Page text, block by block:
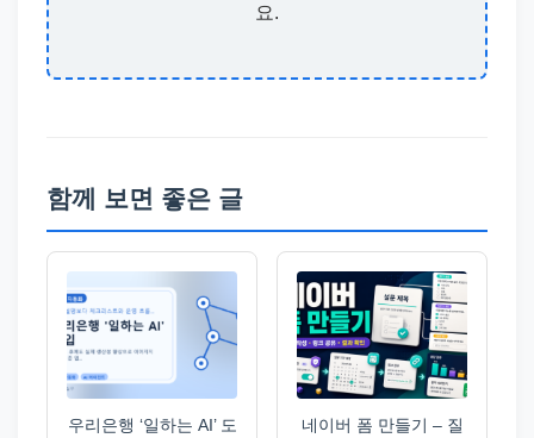
요.
함께 보면 좋은 글
우리은행 ‘일하는 AI’ 도
네이버 폼 만들기 – 질